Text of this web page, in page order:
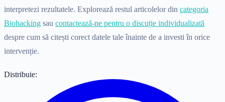
interpretezi rezultatele. Explorează restul articolelor din categoria
Biohacking sau contactează-ne pentru o discuție individualizată
despre cum să citești corect datele tale înainte de a investi în orice
intervenție.
Distribuie: